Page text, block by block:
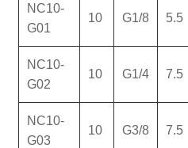
NC10-
G01
10 G1/8 5.5
NC10-
G02
10 G1/4 7.5
NC10-
G03
10 G3/8 7.5